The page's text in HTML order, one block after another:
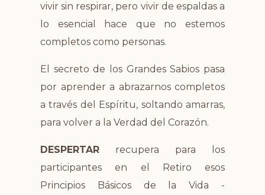
vivir sin respirar, pero vivir de espaldas a
lo esencial hace que no estemos
completos como personas.
El secreto de los Grandes Sabios pasa
por aprender a abrazarnos completos
a través del Espíritu, soltando amarras,
para volver a la Verdad del Corazón.
DESPERTAR recupera para los
participantes en el Retiro esos
Principios Básicos de la Vida -